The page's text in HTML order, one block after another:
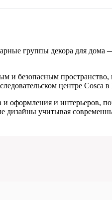
группы декора для дома
и безопасным пространство,
центре Cosca в
оформления и интерьеров,
дизайны учитывая